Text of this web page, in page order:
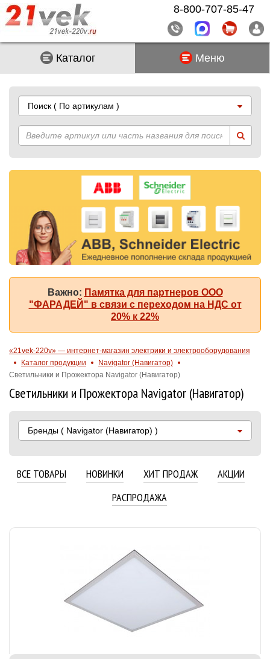
Каталог Меню
Поиск ( По артикулам )
Важно: Памятка для партнеров ООО
"ФАРАДЕЙ" в связи с переходом на НДС от
20% к 22%
«21vek-220v» — интернет-магазин электрики и электрооборудования
Каталог продукции
Navigator (Навигатор)
Светильники и Прожектора Navigator (Навигатор)
Светильники и Прожектора Navigator (Навигатор)
Бренды ( Navigator (Навигатор) )
ВСЕ ТОВАРЫ НОВИНКИ ХИТ ПРОДАЖ
АКЦИИ
РАСПРОДАЖА
8-800-707-85-47